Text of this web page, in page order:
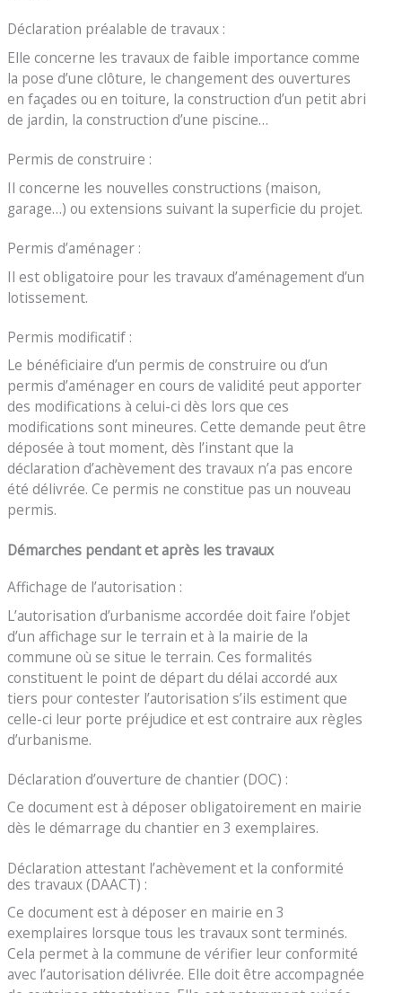
Déclaration préalable de travaux :
Elle concerne les travaux de faible importance comme
la pose d’une clôture, le changement des ouvertures
en façades ou en toiture, la construction d’un petit abri
de jardin, la construction d’une piscine…
Permis de construire :
Il concerne les nouvelles constructions (maison,
garage…) ou extensions suivant la superficie du projet.
Permis d’aménager :
Il est obligatoire pour les travaux d’aménagement d’un
lotissement.
Permis modificatif :
Le bénéficiaire d’un permis de construire ou d’un
permis d’aménager en cours de validité peut apporter
des modifications à celui-ci dès lors que ces
modifications sont mineures. Cette demande peut être
déposée à tout moment, dès l’instant que la
déclaration d’achèvement des travaux n’a pas encore
été délivrée. Ce permis ne constitue pas un nouveau
permis.
Démarches pendant et après les travaux
Affichage de l’autorisation :
L’autorisation d’urbanisme accordée doit faire l’objet
d’un affichage sur le terrain et à la mairie de la
commune où se situe le terrain. Ces formalités
constituent le point de départ du délai accordé aux
tiers pour contester l’autorisation s’ils estiment que
celle-ci leur porte préjudice et est contraire aux règles
d’urbanisme.
Déclaration d’ouverture de chantier (DOC) :
Ce document est à déposer obligatoirement en mairie
dès le démarrage du chantier en 3 exemplaires.
Déclaration attestant l’achèvement et la conformité
des travaux (DAACT) :
Ce document est à déposer en mairie en 3
exemplaires lorsque tous les travaux sont terminés.
Cela permet à la commune de vérifier leur conformité
avec l’autorisation délivrée. Elle doit être accompagnée